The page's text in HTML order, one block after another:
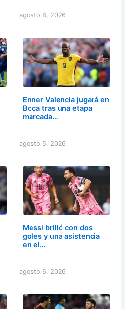
agosto 8, 2026
Enner Valencia jugará en
Boca tras una etapa
marcada…
agosto 5, 2026
Messi brilló con dos
goles y una asistencia
en el…
agosto 6, 2026